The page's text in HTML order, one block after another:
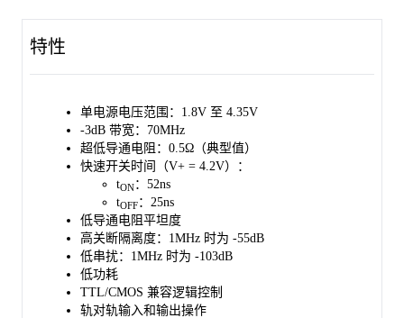
SGM3799 采用绿色 TQFN-2.6×1.8-16L 封装，可在 -40℃至
+85℃的环境温度范围内工作。
特性
单电源电压范围：1.8V 至 4.35V
-3dB 带宽：70MHz
超低导通电阻：0.5Ω（典型值）
快速开关时间（V+ = 4.2V）：
tON：52ns
tOFF：25ns
低导通电阻平坦度
高关断隔离度：1MHz 时为 -55dB
低串扰：1MHz 时为 -103dB
低功耗
TTL/CMOS 兼容逻辑控制
轨对轨输入和输出操作